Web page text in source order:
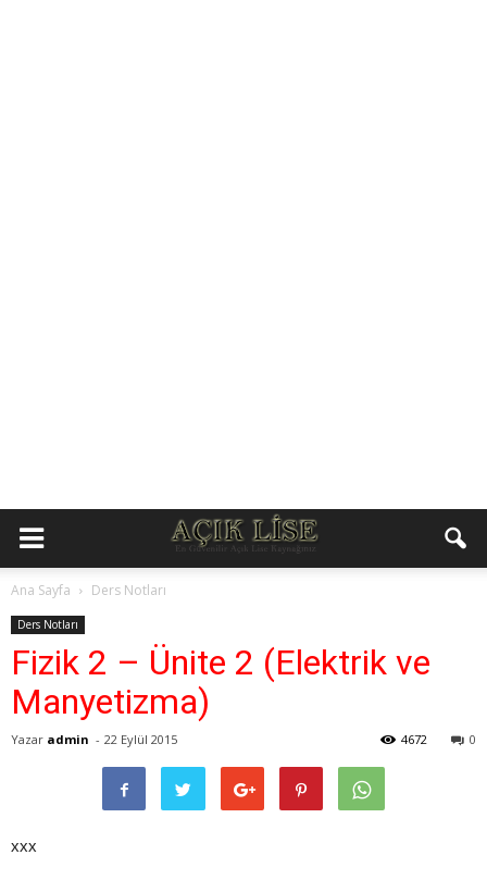
Ana Sayfa Ders Notları
Ders Notları
Fizik 2 – Ünite 2 (Elektrik ve
Manyetizma)
Yazar admin - 22 Eylül 2015 0
4672
xxx